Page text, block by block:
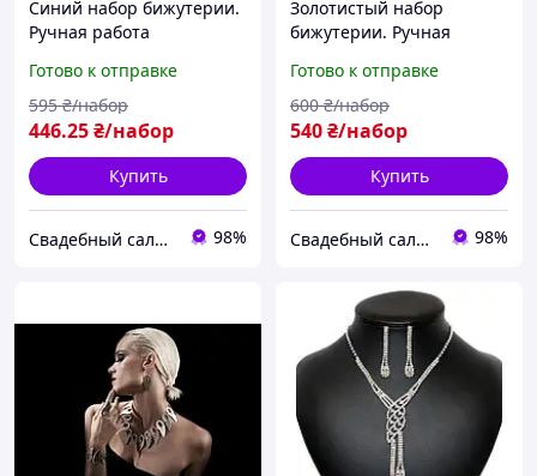
Синий набор бижутерии.
Ручная работа
Готово к отправке
446.25₴/набор
595 ₴/набор
Купить
Свадебный салон "ПРИНЦЕССА" 98%
Золотистый набор
бижутерии. Ручная
Готово к отправке
540₴/набор
600 ₴/набор
Купить
Свадебный салон "ПРИНЦЕССА" 98%